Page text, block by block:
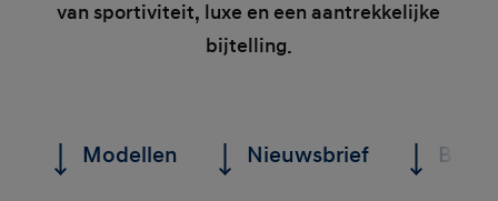
van sportiviteit, luxe en een aantrekkelijke
bijtelling.
Modellen Nieuwsbrief